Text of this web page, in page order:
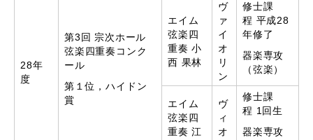
28年
度
第3回 宗次ホール
弦楽四重奏コンク
ール
第１位，ハイドン
賞
エイム
弦楽四
重奏 小
西 果林
ヴ
ァ
イ
オ
リ
ン
修士課
程 平成28
年修了
器楽専攻
（弦楽）
エイム
弦楽四
重奏 江
ヴ
ィ
オ
修士課
程 1回生
器楽専攻